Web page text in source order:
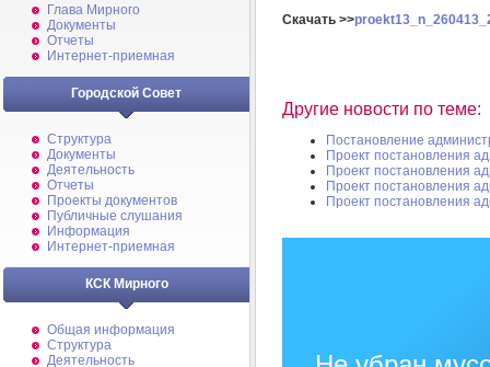
Глава Мирного
Документы
Отчеты
Интернет-приемная
Городской Совет
Структура
Документы
Деятельность
Отчеты
Проекты документов
Публичные слушания
Информация
Интернет-приемная
КСК Мирного
Общая информация
Структура
Деятельность
Скачать >>
Другие новости по теме:
Постановление
Проект постановления
Проект постановления
Проект постановления
Проект постановления